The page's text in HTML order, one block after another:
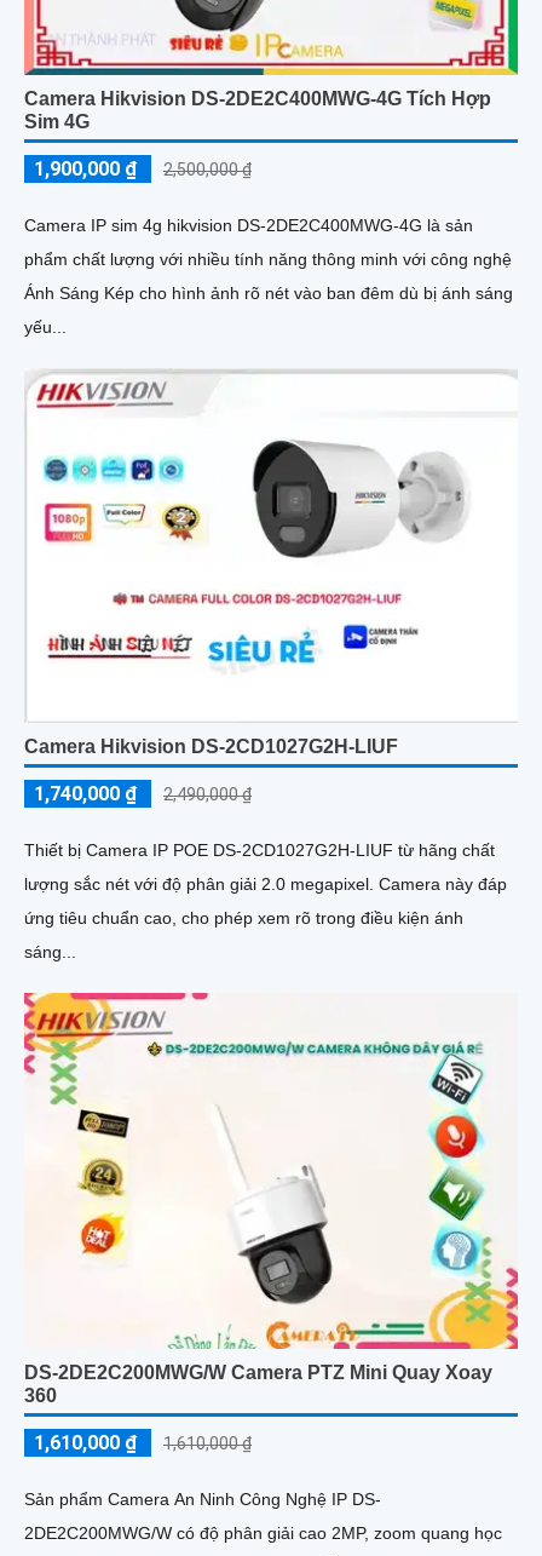
Camera Hikvision DS-2DE2C400MWG-4G Tích Hợp
Sim 4G
1,900,000 ₫ 2,500,000 ₫
Camera IP sim 4g hikvision DS-2DE2C400MWG-4G là sản
phẩm chất lượng với nhiều tính năng thông minh với công nghệ
Ánh Sáng Kép cho hình ảnh rõ nét vào ban đêm dù bị ánh sáng
yếu...
Camera Hikvision DS-2CD1027G2H-LIUF
1,740,000 ₫ 2,490,000 ₫
Thiết bị Camera IP POE DS-2CD1027G2H-LIUF từ hãng chất
lượng sắc nét với độ phân giải 2.0 megapixel. Camera này đáp
ứng tiêu chuẩn cao, cho phép xem rõ trong điều kiện ánh
sáng...
DS-2DE2C200MWG/W Camera PTZ Mini Quay Xoay
360
1,610,000 ₫ 1,610,000 ₫
Sản phẩm Camera An Ninh Công Nghệ IP DS-
2DE2C200MWG/W có độ phân giải cao 2MP, zoom quang học